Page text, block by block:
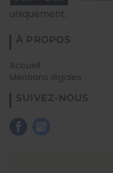
uniquement.
À PROPOS
Accueil
Mentions légales
SUIVEZ-NOUS